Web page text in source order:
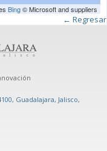
Bing© Microsoft and suppliers
← Regresar
Guadalajara, Jalisco,